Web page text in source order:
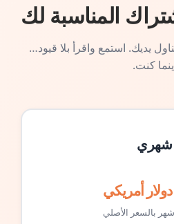
المناسبة لك
يديك. استمع واقرأ بلا قيود…
كنت.
شهري
دولار أمريكي
بالسعر الأصلي